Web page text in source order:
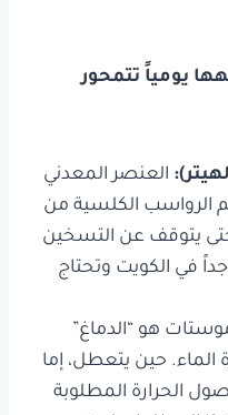
يومياً تتمحور
): العنصر المعدني
الرواسب الكلسية من
حتى يتوقف عن التسخين
في الكويت وتحتاج
هو “الدماغ”
الماء. حين يتعطل، إما
الحرارة المطلوبة